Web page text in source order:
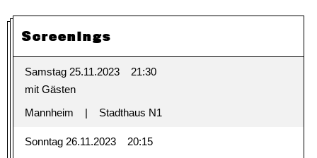
Screenings
Samstag 25.11.2023
21:30
mit Gästen
Mannheim
Stadthaus N1
Sonntag 26.11.2023
20:15